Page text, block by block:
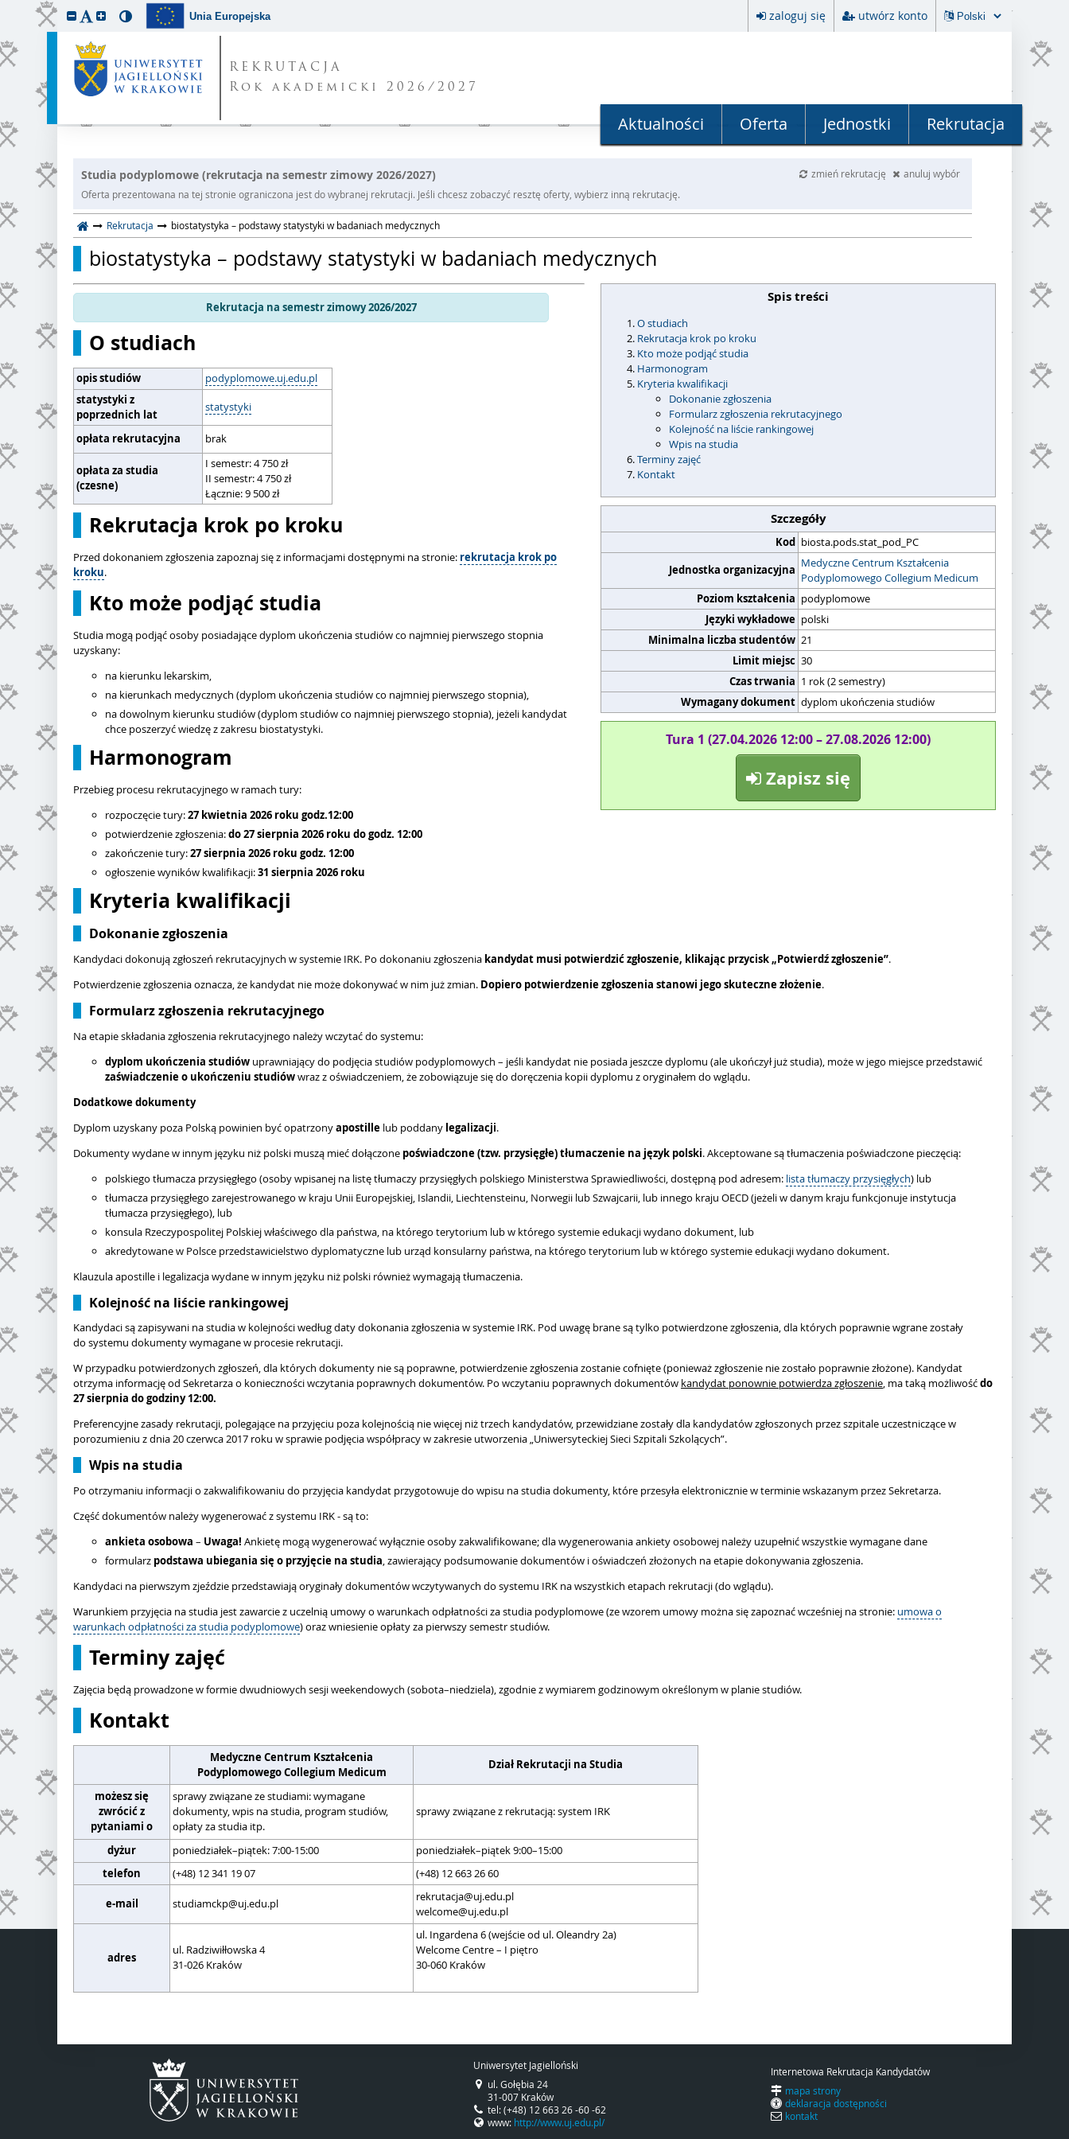
Unia Europejska zaloguj się utwórz konto
REKRUTACJA
Rok akademicki 2026/2027
Aktualności Oferta Jednostki Rekrutacja
Studia podyplomowe (rekrutacja na semestr zimowy 2026/2027) zmień rekrutację
anuluj wybór
Oferta prezentowana na tej stronie ograniczona jest do wybranej rekrutacji. Jeśli chcesz zobaczyć resztę oferty, wybierz inną rekrutację.
Rekrutacja biostatystyka – podstawy statystyki w badaniach medycznych
biostatystyka – podstawy statystyki w badaniach medycznych
Spis treści
O studiach
Rekrutacja krok po kroku
Kto może podjąć studia
Harmonogram
Kryteria kwalifikacji
Dokonanie zgłoszenia
Formularz zgłoszenia rekrutacyjnego
Kolejność na liście rankingowej
Wpis na studia
Terminy zajęć
Kontakt
Szczegóły
Kod biosta.pods.stat_pod_PC
Jednostka organizacyjna Medyczne Centrum Kształcenia
Podyplomowego Collegium Medicum
Poziom kształcenia podyplomowe
Języki wykładowe polski
Minimalna liczba studentów 21
Limit miejsc 30
Czas trwania 1 rok (2 semestry)
Wymagany dokument dyplom ukończenia studiów
Tura 1 (27.04.2026 12:00 – 27.08.2026 12:00)
Zapisz się
Rekrutacja na semestr zimowy 2026/2027
O studiach
opis studiów
podyplomowe.uj.edu.pl
statystyki z
poprzednich lat
statystyki
opłata rekrutacyjna brak
opłata za studia
(czesne)
I semestr: 4 750 zł
II semestr: 4 750 zł
Łącznie: 9 500 zł
Rekrutacja krok po kroku
Przed dokonaniem zgłoszenia zapoznaj się z informacjami dostępnymi na stronie: rekrutacja krok po
kroku.
Kto może podjąć studia
Studia mogą podjąć osoby posiadające dyplom ukończenia studiów co najmniej pierwszego stopnia
uzyskany:
na kierunku lekarskim,
na kierunkach medycznych (dyplom ukończenia studiów co najmniej pierwszego stopnia),
na dowolnym kierunku studiów (dyplom studiów co najmniej pierwszego stopnia), jeżeli kandydat
chce poszerzyć wiedzę z zakresu biostatystyki.
Harmonogram
Przebieg procesu rekrutacyjnego w ramach tury:
rozpoczęcie tury:27 kwietnia 2026 roku godz.12:00
potwierdzenie zgłoszenia:do27 sierpnia 2026 roku do godz. 12:00
zakończenie tury:27 sierpnia 2026 roku godz. 12:00
ogłoszenie wyników kwalifikacji:31 sierpnia 2026 roku
Kryteria kwalifikacji
Dokonanie zgłoszenia
Kandydaci dokonują zgłoszeń rekrutacyjnych w systemie IRK. Po dokonaniu zgłoszenia kandydat musi potwierdzić zgłoszenie, klikając przycisk „Potwierdź zgłoszenie”.
Potwierdzenie zgłoszenia oznacza, że kandydat nie może dokonywać w nim już zmian. Dopiero potwierdzenie zgłoszenia stanowi jego skuteczne złożenie.
Formularz zgłoszenia rekrutacyjnego
Na etapie składania zgłoszenia rekrutacyjnego należy wczytać do systemu:
dyplom ukończenia studiów uprawniający do podjęcia studiów podyplomowych – jeśli kandydat nie posiada jeszcze dyplomu (ale ukończył już studia), może w jego miejsce przedstawić
zaświadczenie o ukończeniu studiówwraz z oświadczeniem, że zobowiązuje się do doręczenia kopii dyplomu z oryginałem do wglądu.
Dodatkowe dokumenty
Dyplom uzyskany poza Polską powinien być opatrzonyapostille lub poddany legalizacji.
Dokumenty wydane w innym języku niż polski muszą mieć dołączone poświadczone (tzw. przysięgłe) tłumaczenie na język polski. Akceptowane są tłumaczenia poświadczone pieczęcią:
polskiego tłumacza przysięgłego (osoby wpisanej na listę tłumaczy przysięgłych polskiego Ministerstwa Sprawiedliwości, dostępną pod adresem: lista tłumaczy przysięgłych) lub
tłumacza przysięgłego zarejestrowanego w kraju Unii Europejskiej, Islandii, Liechtensteinu, Norwegii lub Szwajcarii, lub innego kraju OECD (jeżeli w danym kraju funkcjonuje instytucja
tłumacza przysięgłego), lub
konsula Rzeczypospolitej Polskiej właściwego dla państwa, na którego terytorium lub w którego systemie edukacji wydano dokument, lub
akredytowane w Polsce przedstawicielstwo dyplomatyczne lub urząd konsularny państwa, na którego terytorium lub w którego systemie edukacji wydano dokument.
Klauzula apostille i legalizacja wydane w innym języku niż polski również wymagają tłumaczenia.
Kolejność na liście rankingowej
Kandydaci są zapisywani na studia w kolejności według daty dokonania zgłoszenia w systemie IRK. Pod uwagę brane są tylko potwierdzone zgłoszenia, dla których poprawnie wgrane zostały
do systemu dokumenty wymagane w procesie rekrutacji.
W przypadku potwierdzonych zgłoszeń, dla których dokumenty nie są poprawne, potwierdzenie zgłoszenia zostanie cofnięte (ponieważ zgłoszenie nie zostało poprawnie złożone). Kandydat
otrzyma informację od Sekretarza o konieczności wczytania poprawnych dokumentów. Po wczytaniu poprawnych dokumentów kandydat ponownie potwierdza zgłoszenie, ma taką możliwośćdo
27 sierpnia do godziny 12:00.
Preferencyjne zasady rekrutacji, polegające na przyjęciu poza kolejnością nie więcej niż trzech kandydatów, przewidziane zostały dla kandydatów zgłoszonych przez szpitale uczestniczące w
porozumieniu z dnia 20 czerwca 2017 roku w sprawie podjęcia współpracy w zakresie utworzenia „Uniwersyteckiej Sieci Szpitali Szkolących”.
Wpis na studia
Po otrzymaniu informacji o zakwalifikowaniu do przyjęcia kandydat przygotowuje do wpisu na studia dokumenty, które przesyła elektronicznie w terminie wskazanym przez Sekretarza.
Część dokumentów należy wygenerować z systemu IRK - są to:
ankieta osobowa – Uwaga! Ankietę mogą wygenerować wyłącznie osoby zakwalifikowane; dla wygenerowania ankiety osobowej należy uzupełnić wszystkie wymagane dane
formularz podstawa ubiegania się o przyjęcie na studia, zawierający podsumowanie dokumentów i oświadczeń złożonych na etapie dokonywania zgłoszenia.
Kandydaci na pierwszym zjeździe przedstawiają oryginały dokumentów wczytywanych do systemu IRK na wszystkich etapach rekrutacji (do wglądu).
Warunkiem przyjęcia na studia jest zawarcie z uczelnią umowy o warunkach odpłatności za studia podyplomowe (ze wzorem umowy można się zapoznać wcześniej na stronie: umowa o
warunkach odpłatności za studia podyplomowe) oraz wniesienie opłaty za pierwszy semestr studiów.
Terminy zajęć
Zajęcia będą prowadzone w formie dwudniowych sesji weekendowych (sobota–niedziela), zgodnie z wymiarem godzinowym określonym w planie studiów.
Kontakt
Medyczne Centrum Kształcenia
Podyplomowego Collegium Medicum
Dział Rekrutacji na Studia
możesz się
zwrócić z
pytaniami o
sprawy związane ze studiami: wymagane
dokumenty, wpis na studia, program studiów,
opłaty za studia itp.
sprawy związane z rekrutacją: system IRK
dyżur poniedziałek–piątek: 7:00-15:00
poniedziałek–piątek 9:00–15:00
telefon
(+48) 12 341 19 07 (+48) 12 663 26 60
e-mail studiamckp@uj.edu.pl
rekrutacja@uj.edu.pl
welcome@uj.edu.pl
adres
ul. Radziwiłłowska 4
31-026 Kraków
ul. Ingardena 6 (wejście od ul. Oleandry 2a)
Welcome Centre – I piętro
30-060 Kraków
Uniwersytet Jagielloński
ul. Gołębia 24
31-007 Kraków
tel: (+48) 12 663 26 -60 -62
www: http://www.uj.edu.pl/
Internetowa Rekrutacja Kandydatów
mapa strony
deklaracja dostępności
kontakt